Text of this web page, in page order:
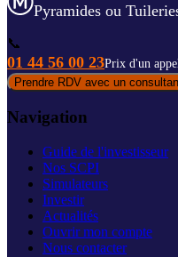
Pyramides ou
📞
01 44 56 00 23Prix d'un
Prendre RDV avec un
Navigation
Guide de l'investisseur
Nos SCPI
Simulateurs
Investir
Actualités
Ouvrir mon compte
Nous contacter